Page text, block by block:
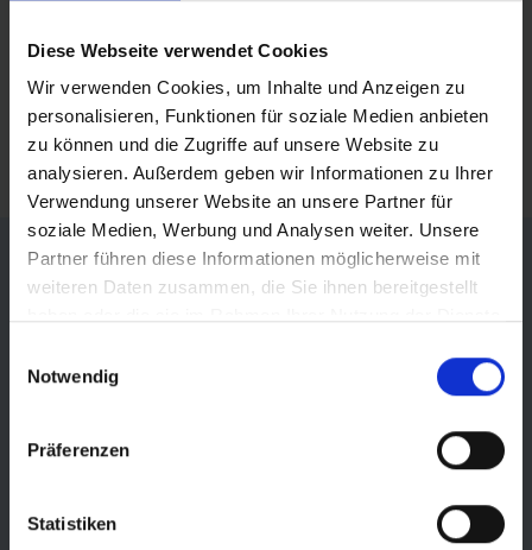
Diese Webseite verwendet Cookies
Wir verwenden Cookies, um Inhalte und Anzeigen zu
personalisieren, Funktionen für soziale Medien anbieten
zu können und die Zugriffe auf unsere Website zu
analysieren. Außerdem geben wir Informationen zu Ihrer
Verwendung unserer Website an unsere Partner für
soziale Medien, Werbung und Analysen weiter. Unsere
Partner führen diese Informationen möglicherweise mit
weiteren Daten zusammen, die Sie ihnen bereitgestellt
Notwendig
Präferenzen
Statistiken
für dauerhaft unzureichenden Luftdruck
Abriebspuren: Der Reifen ist nicht in der Mitte am
stärksten abgefahren, sondern links und rechts
daneben. Typische Walkspuren im Reifen und auf dem
Schlauch.
1. ERMÜDUNGSRISSE